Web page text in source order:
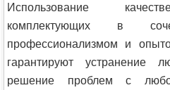
Использование
комплектующих в
профессионализмом и
гарантируют устранение
решение проблем с